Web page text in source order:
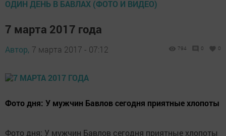
ОДИН ДЕНЬ В БАВЛАХ (ФОТО И ВИДЕО)
7 марта 2017 года
Автор, 7 марта 2017 - 07:12 794 0 0
Фото дня: У мужчин Бавлов сегодня приятные хлопоты
Фото дня: У мужчин Бавлов сегодня приятные хлопоты